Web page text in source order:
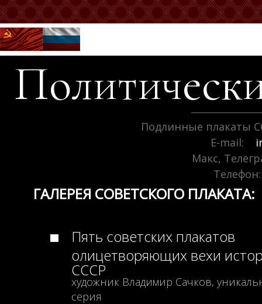
Подлинные плакаты
E-mail:
Макс,
Телефон:
ГАЛЕРЕЯ СОВЕТСКОГО ПЛАКАТА:
Пять советских плакатов
олицетворяющих вехи
СССР
художник Владимир Сачков,
серия